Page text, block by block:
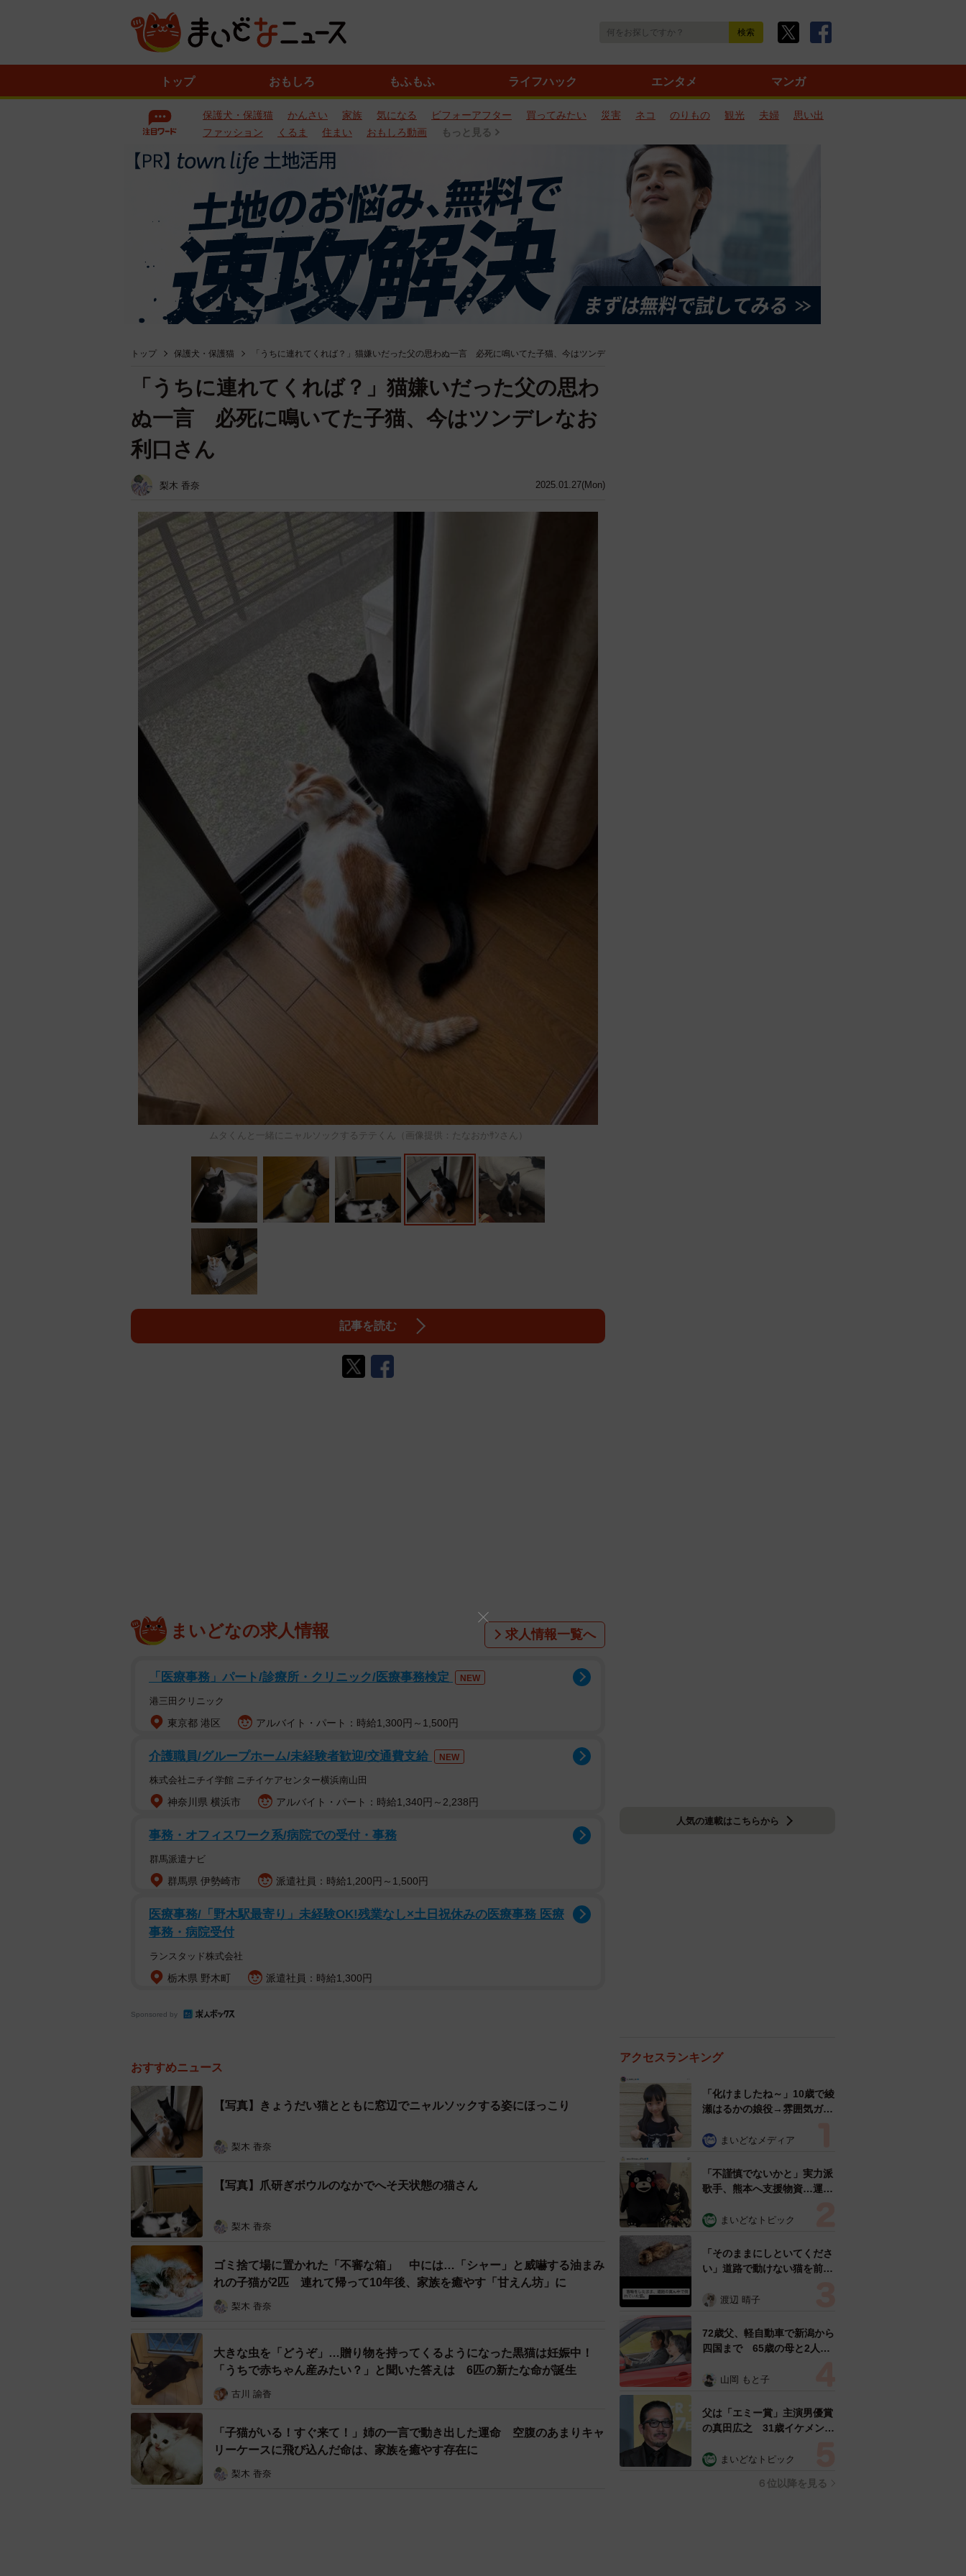
トップ おもしろ もふもふ ライフハック エンタメ マンガ
保護犬・保護猫 かんさい 家族 気になる ビフォーアフター 買ってみたい 災害 ネコ のりもの 観光 夫婦
思い出
ファッション
くるま 住まい おもしろ動画 もっと見る
トップ 保護犬・保護猫 「うちに連れてくれば？」猫嫌いだった父の思わぬ一言 必死に鳴いてた子猫、今はツンデ
2025.01.27(Mon)
「うちに連れてくれば？」猫嫌いだった父の思わ
ぬ一言 必死に鳴いてた子猫、今はツンデレなお
利口さん
梨木 香奈
ムタくんと一緒にニャルソックするテテくん（画像提供：たなおかｻﾝさん）
記事を読む
まいどなの求人情報 求人情報一覧へ
「医療事務」パート/診療所・クリニック/医療事務検定 NEW
港三田クリニック
東京都 港区 アルバイト・パート：時給1,300円～1,500円
介護職員/グループホーム/未経験者歓迎/交通費支給 NEW
株式会社ニチイ学館 ニチイケアセンター横浜南山田
神奈川県 横浜市 アルバイト・パート：時給1,340円～2,238円
事務・オフィスワーク系/病院での受付・事務
群馬派遣ナビ
群馬県 伊勢崎市 派遣社員：時給1,200円～1,500円
医療事務/「野木駅最寄り」未経験OK!残業なし×土日祝休みの医療事務 医療
事務・病院受付
ランスタッド株式会社
栃木県 野木町 派遣社員：時給1,300円
Sponsored by
おすすめニュース
【写真】きょうだい猫とともに窓辺でニャルソックする姿にほっこり
梨木 香奈
【写真】爪研ぎボウルのなかでへそ天状態の猫さん
梨木 香奈
ゴミ捨て場に置かれた「不審な箱」 中には…「シャー」と威嚇する油まみ
れの子猫が2匹 連れて帰って10年後、家族を癒やす「甘えん坊」に
梨木 香奈
大きな虫を「どうぞ」…贈り物を持ってくるようになった黒猫は妊娠中！
「うちで赤ちゃん産みたい？」と聞いた答えは 6匹の新たな命が誕生
古川 諭香
「子猫がいる！すぐ来て！」姉の一言で動き出した運命 空腹のあまりキャ
リーケースに飛び込んだ命は、家族を癒やす存在に
梨木 香奈
人気の連載はこちらから
アクセスランキング
「化けましたね～」10歳で綾
瀬はるかの娘役→雰囲気ガラ
雰囲気が」「宝塚に入れそ
まいどなメディア
「不謹慎でないかと」実力派
歌手、熊本へ支援物資…運搬
めらい 「痛いほど伝わる」
まいどなトピック
「そのままにしといてくださ
い」道路で動けない猫を前に
ようとした4日間 「命の重
表の訴え
渡辺 晴子
72歳父、軽自動車で新潟から
四国まで 65歳の母と2人で
憩まで分刻み… 「大学生で
山岡 もと子
父は「エミー賞」主演男優賞
の真田広之 31歳イケメン俳
「ガチヒロさんそっくり」
まいどなトピック
６位以降を見る